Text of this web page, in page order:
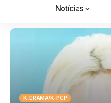
Notícias
K-DRAMA/K-POP